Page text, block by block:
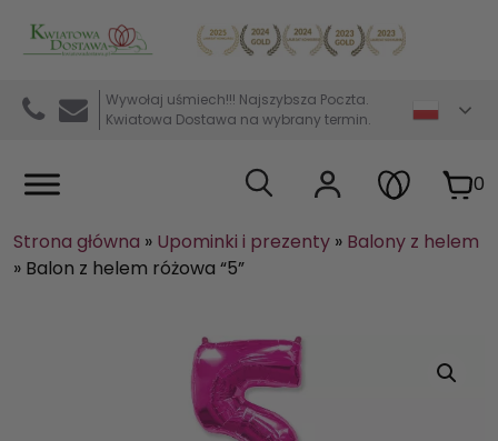
Kwiaciarnia internetowa Kwiatowa Dostawa
Wywołaj uśmiech!!! Najszybsza Poczta.
Kwiatowa Dostawa na wybrany termin.
0
Strona główna » Upominki i prezenty » Balony z helem
» Balon z helem różowa “5”